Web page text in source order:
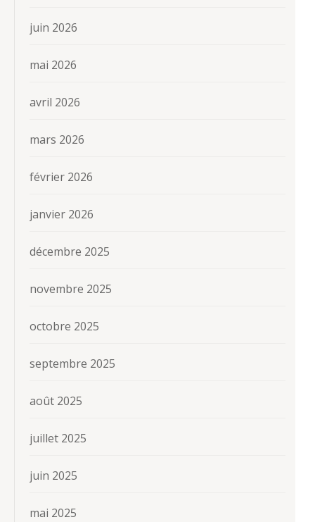
juin 2026
mai 2026
avril 2026
mars 2026
février 2026
janvier 2026
décembre 2025
novembre 2025
octobre 2025
septembre 2025
août 2025
juillet 2025
juin 2025
mai 2025